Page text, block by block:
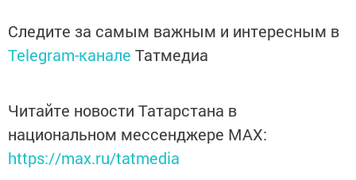
Следите за самым важным и интересным в
Telegram-канале Татмедиа
Читайте новости Татарстана в
национальном мессенджере MАХ:
https://max.ru/tatmedia